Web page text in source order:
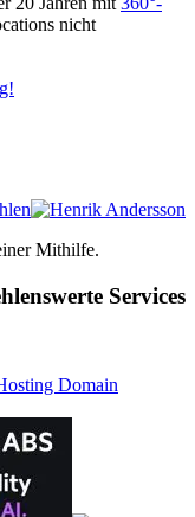
nicht
Mithilfe.
Services